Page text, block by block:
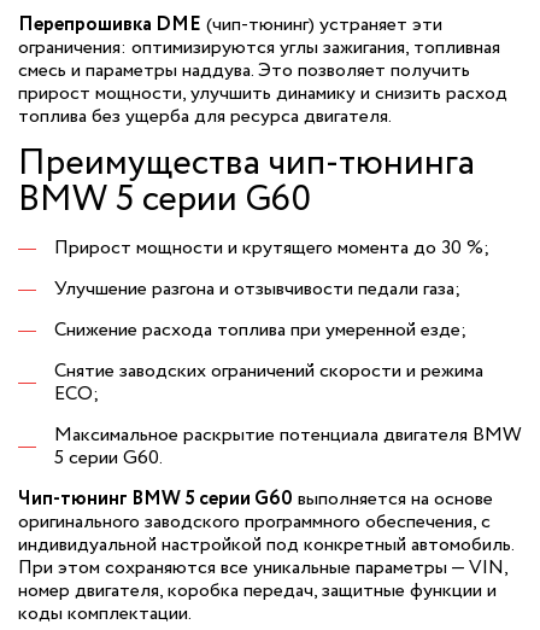
Перепрошивка DME (чип-тюнинг) устраняет эти
ограничения: оптимизируются углы зажигания, топливная
смесь и параметры наддува. Это позволяет получить
прирост мощности, улучшить динамику и снизить расход
топлива без ущерба для ресурса двигателя.
Преимущества чип-тюнинга
BMW 5 серии G60
Прирост мощности и крутящего момента до 30 %;
Улучшение разгона и отзывчивости педали газа;
Снижение расхода топлива при умеренной езде;
Снятие заводских ограничений скорости и режима
ECO;
Максимальное раскрытие потенциала двигателя BMW
5 серии G60.
Чип-тюнинг BMW 5 серии G60 выполняется на основе
оригинального заводского программного обеспечения, с
индивидуальной настройкой под конкретный автомобиль.
При этом сохраняются все уникальные параметры — VIN,
номер двигателя, коробка передач, защитные функции и
коды комплектации.